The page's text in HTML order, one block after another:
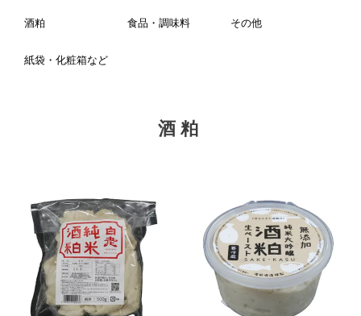
酒粕 食品・調味料 その他
紙袋・化粧箱など
酒粕